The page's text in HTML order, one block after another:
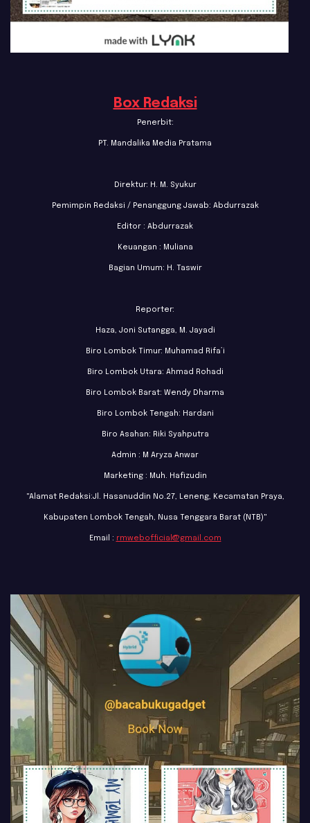
Box Redaksi
Penerbit:
PT. Mandalika Media Pratama
Direktur: H. M. Syukur
Pemimpin Redaksi / Penanggung Jawab: Abdurrazak
Editor : Abdurrazak
Keuangan : Muliana
Bagian Umum: H. Taswir
Reporter:
Haza, Joni Sutangga, M. Jayadi
Biro Lombok Timur: Muhamad Rifa’i
Biro Lombok Utara: Ahmad Rohadi
Biro Lombok Barat: Wendy Dharma
Biro Lombok Tengah: Hardani
Biro Asahan: Riki Syahputra
Admin : M Aryza Anwar
Marketing : Muh. Hafizudin
"Alamat Redaksi:Jl. Hasanuddin No.27, Leneng, Kecamatan Praya,
Kabupaten Lombok Tengah, Nusa Tenggara Barat (NTB)"
Email : rmwebofficial@gmail.com